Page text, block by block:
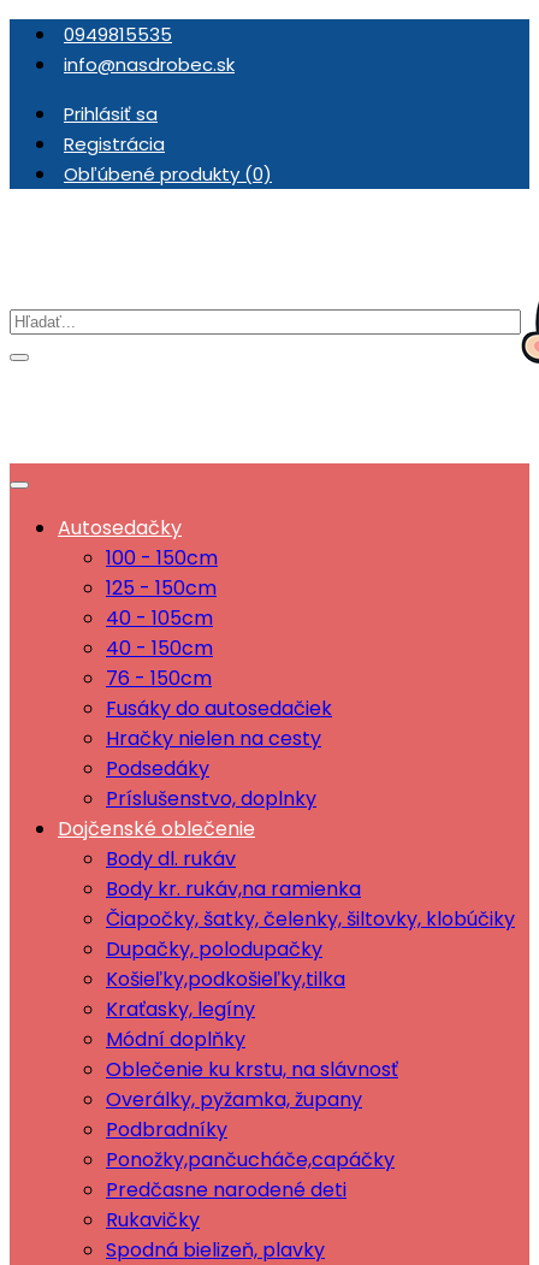
0949815535
info@nasdrobec.sk
Prihlásiť sa
Registrácia
Obľúbené produkty (0)
Autosedačky
100 - 150cm
125 - 150cm
40 - 105cm
40 - 150cm
76 - 150cm
Fusáky do autosedačiek
Hračky nielen na cesty
Podsedáky
Príslušenstvo, doplnky
Dojčenské oblečenie
Body dl. rukáv
Body kr. rukáv,na ramienka
Čiapočky, šatky, čelenky, šiltovky, klobúčiky
Dupačky, polodupačky
Košieľky,podkošieľky,tilka
Kraťasky, legíny
Módní doplňky
Oblečenie ku krstu, na slávnosť
Overálky, pyžamka, župany
Podbradníky
Ponožky,pančucháče,capáčky
Predčasne narodené deti
Rukavičky
Spodná bielizeň, plavky